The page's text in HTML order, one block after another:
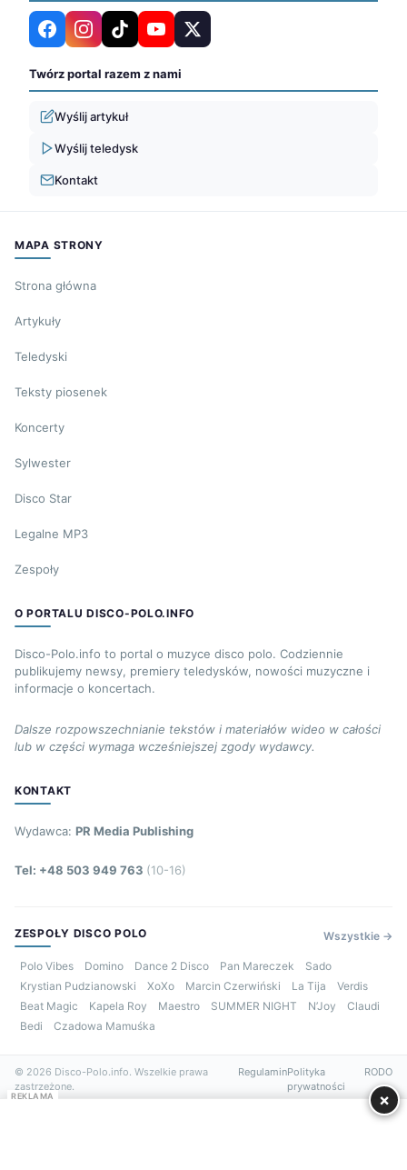
Twórz portal razem z nami
Wyślij artykuł
Wyślij teledysk
Kontakt
MAPA STRONY
Strona główna
Artykuły
Teledyski
Teksty piosenek
Koncerty
Sylwester
Disco Star
Legalne MP3
Zespoły
O PORTALU DISCO-POLO.INFO
Disco-Polo.info to portal o muzyce disco polo. Codziennie
publikujemy newsy, premiery teledysków, nowości muzyczne i
informacje o koncertach.
Dalsze rozpowszechnianie tekstów i materiałów wideo w całości
lub w części wymaga wcześniejszej zgody wydawcy.
KONTAKT
Wydawca: PR Media Publishing
Tel: +48 503 949 763 (10-16)
ZESPOŁY DISCO POLO Wszystkie →
Polo Vibes Domino Dance 2 Disco Pan Mareczek
Sado
Krystian Pudzianowski
XoXo Marcin Czerwiński La Tija
Verdis
Beat Magic
Kapela Roy Maestro SUMMER NIGHT N’Joy
Claudi
Bedi
Czadowa Mamuśka
© 2026 Disco-Polo.info. Wszelkie prawa
zastrzeżone.
RegulaminPolityka
prywatności
RODO
REKLAMA ×